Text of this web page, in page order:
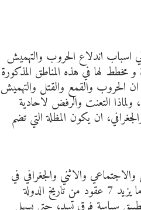
اسباب اندلاع الحروب والتهميش
مخطط لها في هذه المناطق المذكورة
ان الحروب والقمع والقتل والتهميش
ولماذا التعنت والرفض لاحادية
ان يكون المظلة التي تضم
والاثني والجغرافي في
السودان، يكون هناك تجاهل، وانكار للواقع السوداني وازمته المتجددة والمتكررة منذ ما يزيد 7 عقود من تاريخ الدولة